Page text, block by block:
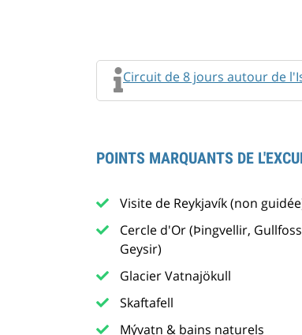
Circuit de 8 jours autour de
POINTS MARQUANTS DE
Visite de Reykjavík (non
Cercle d'Or (Þingvellir,
Geysir)
Glacier Vatnajökull
Skaftafell
Mývatn & bains naturels